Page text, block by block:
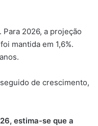
Para 2026, a projeção
mantida em 1,6%.
de crescimento,
estima-se que a